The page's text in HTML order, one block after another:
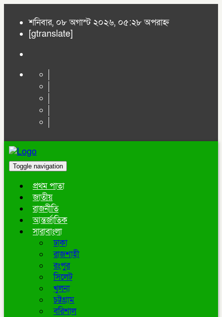
শনিবার, ০৮ অগাস্ট ২০২৬, ০৫:২৮ অপরাহ্ন
[gtranslate]
Toggle navigation
প্রথম পাতা
জাতীয়
রাজনীতি
আন্তর্জাতিক
সারাবাংলা
ঢাকা
রাজশাহী
রংপুর
সিলেট
খুলনা
চট্টগ্রাম
বরিশাল